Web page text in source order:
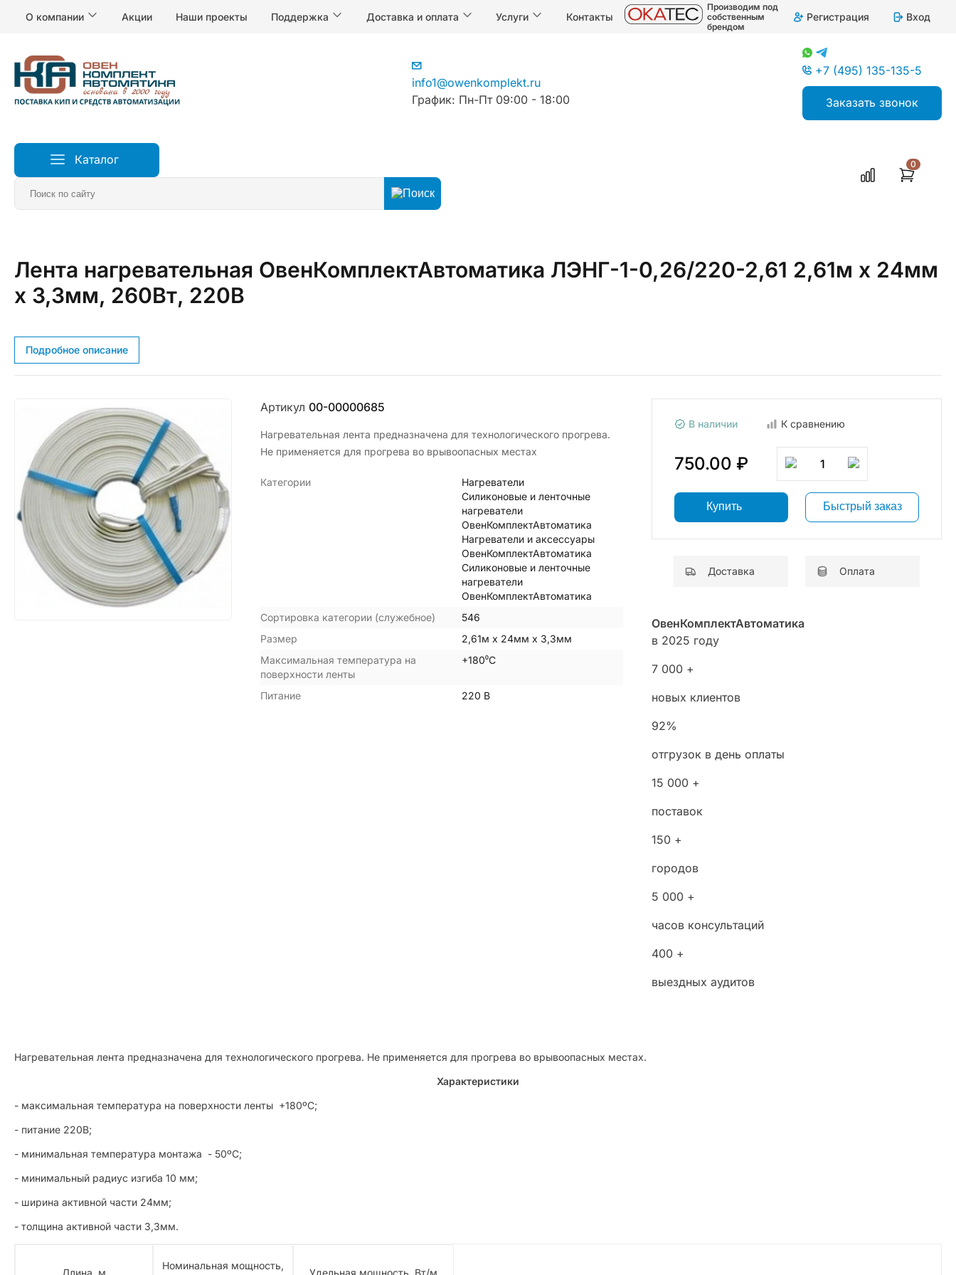
О компании Акции Наши проекты Поддержка Доставка и оплата Услуги Контакты
Производим под
собственным
брендом
Регистрация Вход
info1@owenkomplekt.ru
График: Пн-Пт 09:00 - 18:00
+7 (495) 135-135-5
Заказать звонок
Каталог 0
Главная Нагреватели
Лента нагревательная ОвенКомплектАвтоматика ЛЭНГ-1-0,26/220-2,61 2,61м х 24мм
х 3,3мм, 260Вт, 220В
Подробное описание
Артикул 00-00000685
Нагревательная лента предназначена для технологического прогрева.
Не применяется для прогрева во врывоопасных местах
Категории
Нагреватели
Силиконовые и ленточные
нагреватели
ОвенКомплектАвтоматика
Нагреватели и аксессуары
ОвенКомплектАвтоматика
Силиконовые и ленточные
нагреватели
ОвенКомплектАвтоматика
Сортировка категории (служебное)
546
Размер
2,61м х 24мм х 3,3мм
Максимальная температура на
поверхности ленты
+180⁰С
Питание 220 В
В наличии К сравнению
750.00 ₽ 1
Купить Быстрый заказ
Доставка Оплата
ОвенКомплектАвтоматика
в 2025 году
7 000 +
новых клиентов
92%
отгрузок в день оплаты
15 000 +
поставок
150 +
городов
5 000 +
часов консультаций
400 +
выездных аудитов
Нагревательная лента предназначена для технологического прогрева. Не применяется для прогрева во врывоопасных местах.
Характеристики
- максимальная температура на поверхности ленты +180ºС;
- питание 220В;
- минимальная температура монтажа - 50ºС;
- минимальный радиус изгиба 10 мм;
- ширина активной части 24мм;
- толщина активной части 3,3мм.
Длина, м
Номинальная мощность,
Удельная мощность, Вт/м